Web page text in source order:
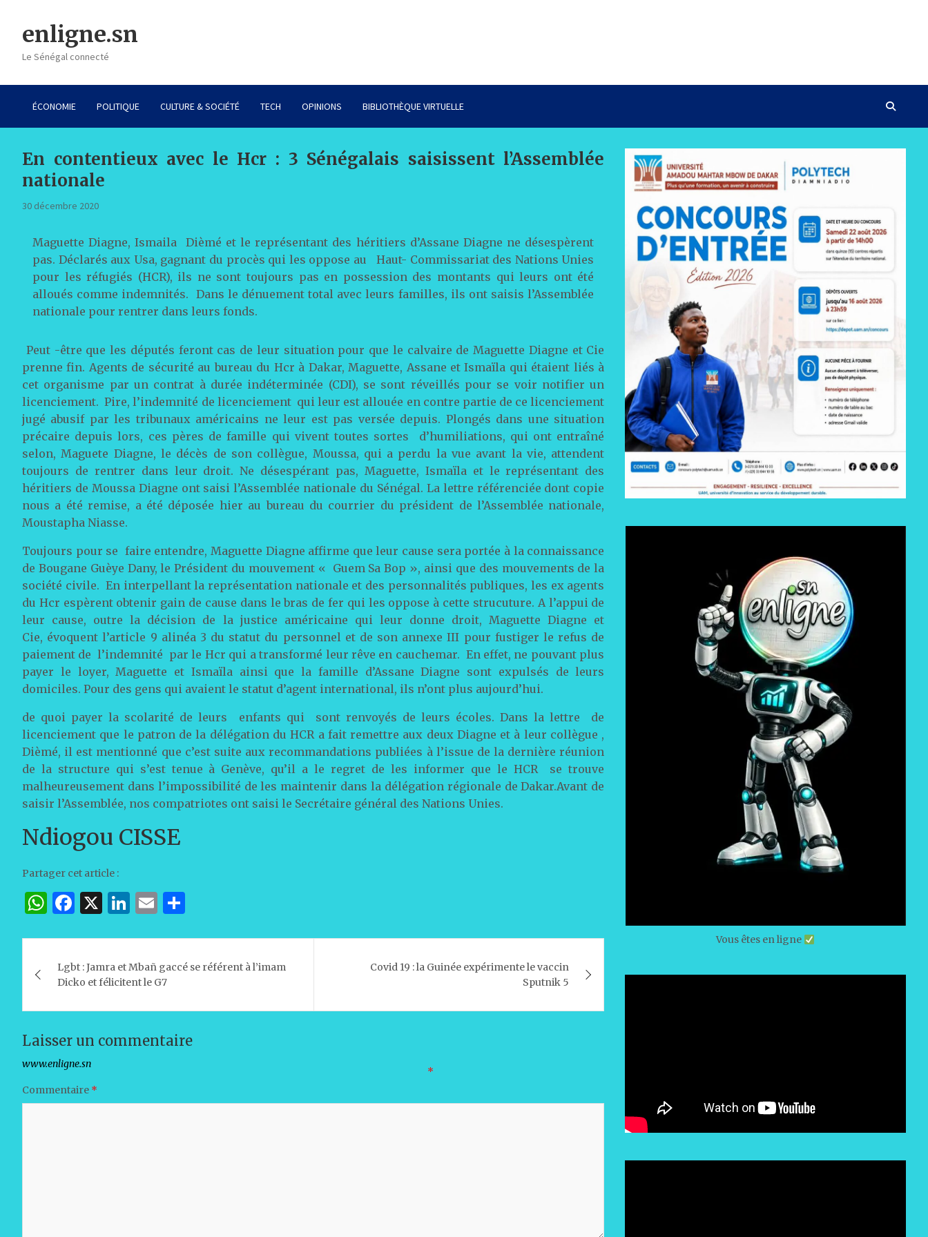
contentenligne.sn
Le Sénégal connecté
ÉCONOMIE POLITIQUE CULTURE & SOCIÉTÉ TECH OPINIONS BIBLIOTHÈQUE VIRTUELLE
En contentieux avec le Hcr : 3 Sénégalais saisissent l’Assemblée
nationale
30 décembre 2020
Maguette Diagne, Ismaila Dièmé et le représentant des héritiers d’Assane Diagne ne désespèrent
pas. Déclarés aux Usa, gagnant du procès qui les oppose au Haut- Commissariat des Nations Unies
pour les réfugiés (HCR), ils ne sont toujours pas en possession des montants qui leurs ont été
alloués comme indemnités. Dans le dénuement total avec leurs familles, ils ont saisis l’Assemblée
nationale pour rentrer dans leurs fonds.
Peut -être que les députés feront cas de leur situation pour que le calvaire de Maguette Diagne et Cie
prenne fin. Agents de sécurité au bureau du Hcr à Dakar, Maguette, Assane et Ismaïla qui étaient liés à
cet organisme par un contrat à durée indéterminée (CDI), se sont réveillés pour se voir notifier un
licenciement. Pire, l’indemnité de licenciement qui leur est allouée en contre partie de ce licenciement
jugé abusif par les tribunaux américains ne leur est pas versée depuis. Plongés dans une situation
précaire depuis lors, ces pères de famille qui vivent toutes sortes d’humiliations, qui ont entraîné
selon, Maguete Diagne, le décès de son collègue, Moussa, qui a perdu la vue avant la vie, attendent
toujours de rentrer dans leur droit. Ne désespérant pas, Maguette, Ismaïla et le représentant des
héritiers de Moussa Diagne ont saisi l’Assemblée nationale du Sénégal. La lettre référenciée dont copie
nous a été remise, a été déposée hier au bureau du courrier du président de l’Assemblée nationale,
Moustapha Niasse.
Toujours pour se faire entendre, Maguette Diagne affirme que leur cause sera portée à la connaissance
de Bougane Guèye Dany, le Président du mouvement « Guem Sa Bop », ainsi que des mouvements de la
société civile. En interpellant la représentation nationale et des personnalités publiques, les ex agents
du Hcr espèrent obtenir gain de cause dans le bras de fer qui les oppose à cette strucuture. A l’appui de
leur cause, outre la décision de la justice américaine qui leur donne droit, Maguette Diagne et
Cie, évoquent l’article 9 alinéa 3 du statut du personnel et de son annexe III pour fustiger le refus de
paiement de l’indemnité par le Hcr qui a transformé leur rêve en cauchemar. En effet, ne pouvant plus
payer le loyer, Maguette et Ismaïla ainsi que la famille d’Assane Diagne sont expulsés de leurs
domiciles. Pour des gens qui avaient le statut d’agent international, ils n’ont plus aujourd’hui.
de quoi payer la scolarité de leurs enfants qui sont renvoyés de leurs écoles. Dans la lettre de
licenciement que le patron de la délégation du HCR a fait remettre aux deux Diagne et à leur collègue ,
Dièmé, il est mentionné que c’est suite aux recommandations publiées à l’issue de la dernière réunion
de la structure qui s’est tenue à Genève, qu’il a le regret de les informer que le HCR se trouve
malheureusement dans l’impossibilité de les maintenir dans la délégation régionale de Dakar.Avant de
saisir l’Assemblée, nos compatriotes ont saisi le Secrétaire général des Nations Unies.
Ndiogou CISSE
Partager cet article :
W
at
A
p
p
F
c
e
b
o
o
k
X
Li
k
e
dI
n
E
ai
l
ta
g
de
l’article
Lgbt : Jamra et Mbañ gaccé se référent à l’imam
Dicko et félicitent le G7
Covid 19 : la Guinée expérimente le vaccin
Sputnik 5
Laisser un commentaire
Votre adresse e-mail ne sera pas publiée.
*
Commentaire *
Vous êtes en ligne